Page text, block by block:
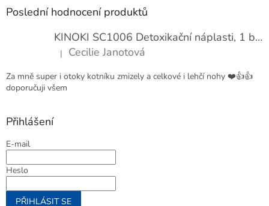
Poslední hodnocení produktů
KINOKI SC1006 Detoxikační náplasti, 1 balení - 10 ks
Hodnocení produktu je 4 z 5 hvězdiček.
| Cecilie Janotová
Za mně super i otoky kotníku zmizely a celkové i lehčí nohy ❤️👍👍
doporučuji všem
Přihlášení
E-mail
Heslo
PŘIHLÁSIT SE